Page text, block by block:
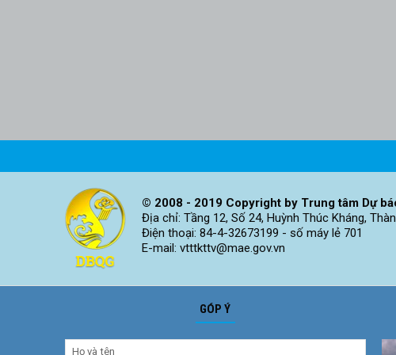
© 2008 - 2019 Copyright by Trung tâm Dự
Địa chỉ: Tầng 12, Số 24, Huỳnh Thúc Kháng,
Điện thoại: 84-4-32673199 - số máy lẻ 701
E-mail: vtttkttv@mae.gov.vn
GÓP Ý